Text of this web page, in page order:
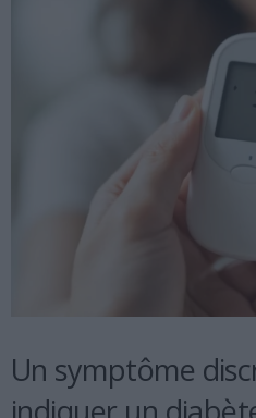
Un symptôme